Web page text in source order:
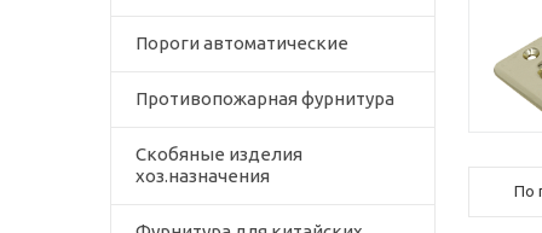
Пороги автоматические
Противопожарная фурнитура
Скобяные изделия
хоз.назначения
По